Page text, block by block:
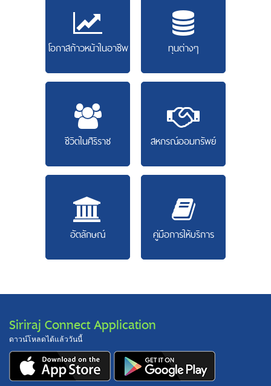
โอกาสก้าวหน้าในอาชีพ ทุนต่างๆ
ชีวิตในศิริราช สหกรณ์ออมทรัพย์
อัตลักษณ์ คู่มือการให้บริการ
Siriraj Connect Application
ดาวน์โหลดได้แล้ววันนี้